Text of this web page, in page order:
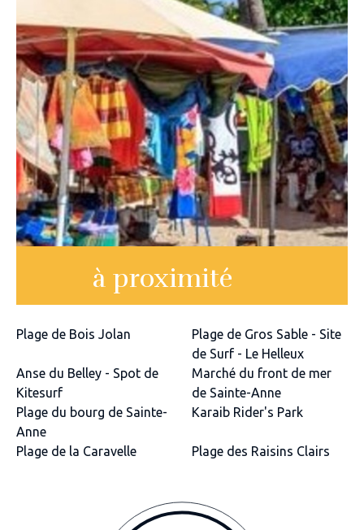
à proximité
Plage de Bois Jolan
Plage de Gros Sable - Site
de Surf - Le Helleux
Anse du Belley - Spot de
Kitesurf
Marché du front de mer
de Sainte-Anne
Plage du bourg de Sainte-
Anne
Karaib Rider's Park
Plage de la Caravelle Plage des Raisins Clairs